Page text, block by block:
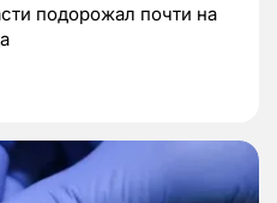
подорожал почти на